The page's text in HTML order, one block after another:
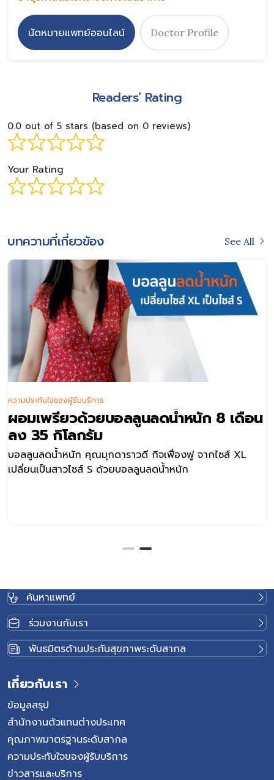
นัดหมายแพทย์ออนไลน์ Doctor Profile
Readers’ Rating
0.0 out of 5 stars (based on 0 reviews)
Your Rating
บทความที่เกี่ยวข้อง See All
ผอมเพรียวด้วยบอลลูนลดน้ำหนัก 8 เดือน
ลง 35 กิโลกรัม
บอลลูนลดน้ำหนัก คุณมุกดาราวดี กิจเฟื่องฟู จากไซส์ XL
เปลี่ยนเป็นสาวไซส์ S ด้วยบอลลูนลดน้ำหนัก
ความประทับใจของผู้รับบริการ
ค้นหาแพทย์
ร่วมงานกับเรา
พันธมิตรด้านประกันสุขภาพระดับสากล
เกี่ยวกับเรา
ข้อมูลสรุป
สำนักงานตัวแทนต่างประเทศ
คุณภาพมาตรฐานระดับสากล
ความประทับใจของผู้รับบริการ
ข่าวสารและบริการ